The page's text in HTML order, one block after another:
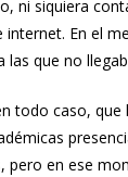
ni siquiera
internet. En el
las que no
todo caso, que
pero en ese